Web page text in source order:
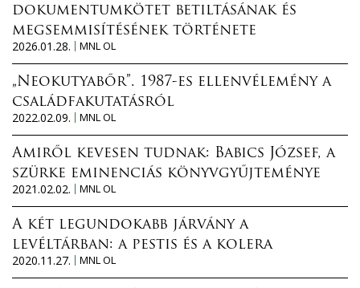
dokumentumkötet betiltásának és
megsemmisítésének története
2026.01.28.
MNL OL
„Neokutyabőr”. 1987-es ellenvélemény a
családfakutatásról
2022.02.09.
MNL OL
Amiről kevesen tudnak: Babics József, a
szürke eminenciás könyvgyűjteménye
2021.02.02.
MNL OL
A két legundokabb járvány a
levéltárban: a pestis és a kolera
2020.11.27.
MNL OL